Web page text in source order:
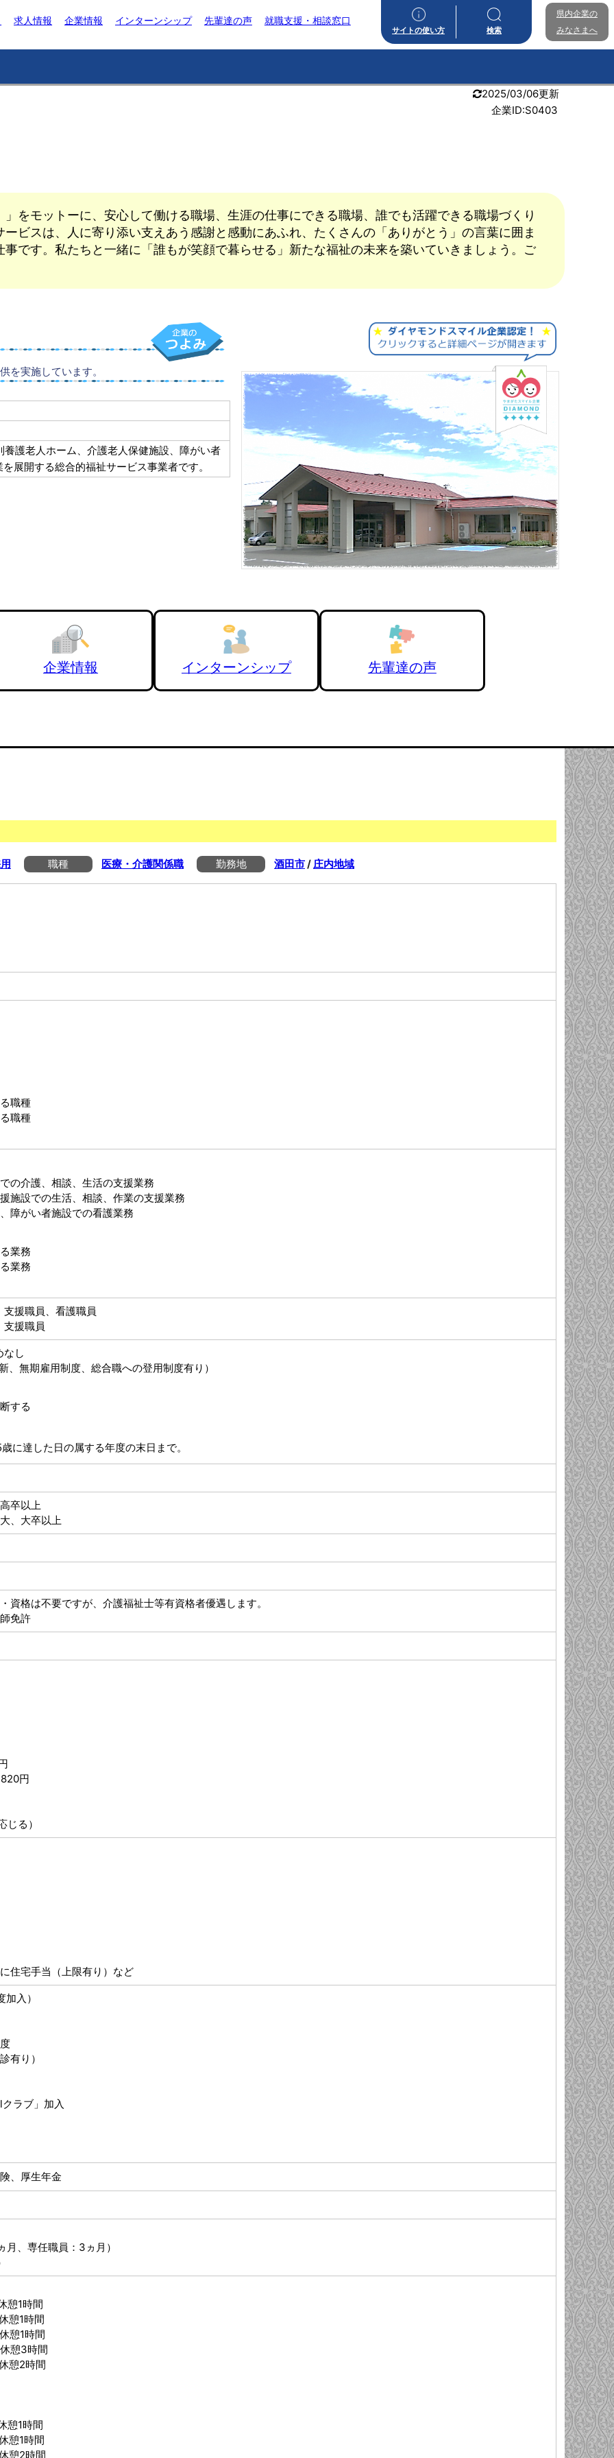
求人情報 企業情報 インターンシップ 先輩達の声 就職支援・相談窓口
サイトの使い方 検索
県内企業の
みなさまへ
2025/03/06更新
企業ID:S0403
をモットーに、安心して働ける職場、生涯の仕事にできる職場、誰でも活躍できる職場づくり
ビスは、人に寄り添い支えあう感謝と感動にあふれ、たくさんの「ありがとう」の言葉に囲ま
です。私たちと一緒に「誰もが笑顔で暮らせる」新たな福祉の未来を築いていきましょう。ご
を実施しています。
護老人ホーム、介護老人保健施設、障がい者
展開する総合的福祉サービス事業者です。
企業情報 インターンシップ 先輩達の声
職種 医療・介護関係職 勤務地 酒田市/庄内地域
職種
職種
の介護、相談、生活の支援業務
施設での生活、相談、作業の支援業務
障がい者施設での看護業務
業務
業務
援職員、看護職員
援職員
し
無期雇用制度、総合職への登用制度有り）
する
に達した日の属する年度の末日まで。
卒以上
、大卒以上
格は不要ですが、介護福祉士等有資格者優遇します。
免許
円
る）
住宅手当（上限有り）など
入）
有り）
ラブ」加入
、厚生年金
、専任職員：3ヵ月）
1時間
1時間
1時間
憩3時間
2時間
1時間
1時間
2時間